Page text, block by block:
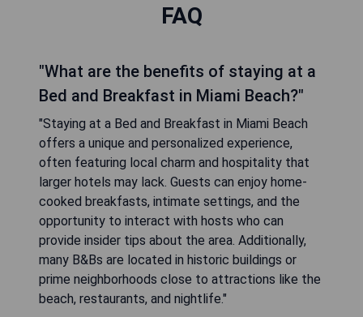
FAQ
"What are the benefits of staying at a
Bed and Breakfast in Miami Beach?"
"Staying at a Bed and Breakfast in Miami Beach
offers a unique and personalized experience,
often featuring local charm and hospitality that
larger hotels may lack. Guests can enjoy home-
cooked breakfasts, intimate settings, and the
opportunity to interact with hosts who can
provide insider tips about the area. Additionally,
many B&Bs are located in historic buildings or
prime neighborhoods close to attractions like the
beach, restaurants, and nightlife."